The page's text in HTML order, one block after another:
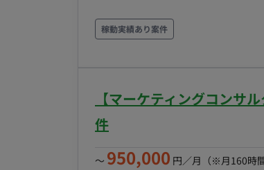
チームのフィジビリティを管理
け、PDCAを回すための支援を
るための阻害要因を解消し、施
び社内の会議体の設定とファシ
略構築層へ説明・提案を行う際の
稼動実績あり案件
【マーケティングコンサ
件
〜 950,000 円／月 （※月160時